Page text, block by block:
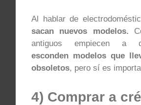
Al hablar de
sacan nuevos modelos.
antiguos empiecen a
esconden modelos que
obsoletos, pero sí es
4) Comprar a